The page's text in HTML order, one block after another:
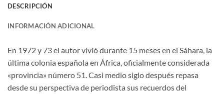
DESCRIPCIÓN
INFORMACIÓN ADICIONAL
En 1972 y 73 el autor vivió durante 15 meses en el Sáhara, la
última colonia española en África, oficialmente considerada
«provincia» número 51. Casi medio siglo después repasa
desde su perspectiva de periodista sus recuerdos del